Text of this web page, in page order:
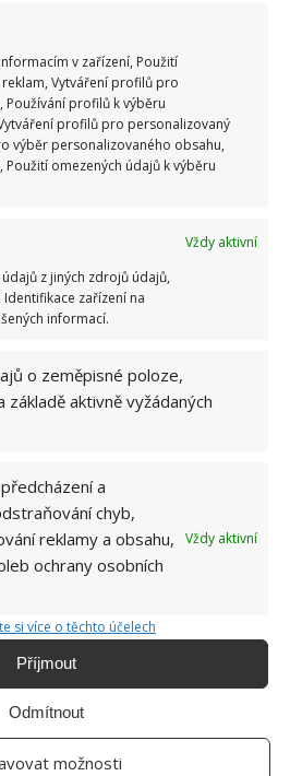
v zařízení, Použití
Vytváření profilů pro
profilů k výběru
profilů pro personalizovaný
výběr personalizovaného obsahu,
Použití omezených údajů k výběru
Vždy aktivní
z jiných zdrojů údajů,
zařízení na
informací.
o zeměpisné poloze,
aktivně vyžádaných
a
chyb,
reklamy a obsahu,
ochrany osobních
Vždy aktivní
si více o těchto účelech
Příjmout
Odmítnout
možnosti